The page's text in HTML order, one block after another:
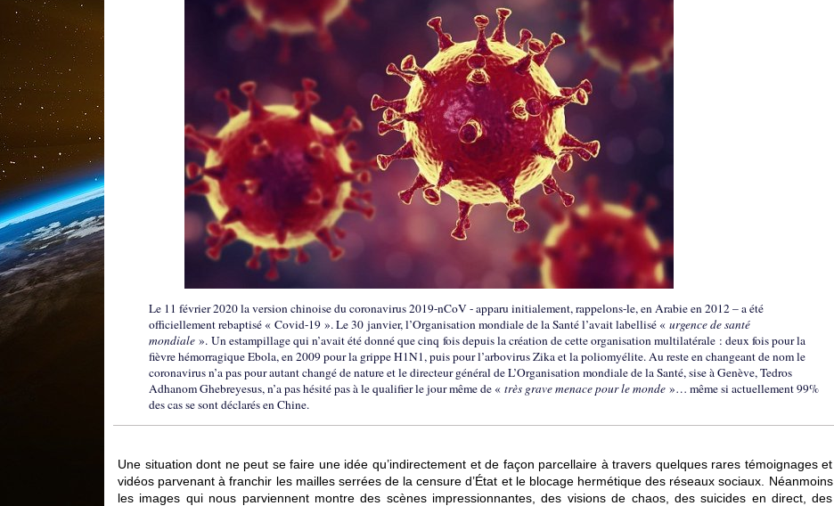
Le 11 février 2020 la version chinoise du coronavirus 2019-nCoV - apparu initialement, rappelons-le, en Arabie en 2012 – a été
officiellement rebaptisé « Covid-19 ». Le 30 janvier, l’Organisation mondiale de la Santé l’avait labellisé « urgence de santé
mondiale ». Un estampillage qui n’avait été donné que cinq fois depuis la création de cette organisation multilatérale : deux fois pour la
fièvre hémorragique Ebola, en 2009 pour la grippe H1N1, puis pour l’arbovirus Zika et la poliomyélite. Au reste en changeant de nom le
coronavirus n’a pas pour autant changé de nature et le directeur général de L’Organisation mondiale de la Santé, sise à Genève, Tedros
Adhanom Ghebreyesus, n’a pas hésité pas à le qualifier le jour même de « très grave menace pour le monde »… même si actuellement 99%
des cas se sont déclarés en Chine.
Une situation dont ne peut se faire une idée qu’indirectement et de façon parcellaire à travers quelques rares témoignages et
vidéos parvenant à franchir les mailles serrées de la censure d’État et le blocage hermétique des réseaux sociaux. Néanmoins
les images qui nous parviennent montre des scènes impressionnantes, des visions de chaos, des suicides en direct, des